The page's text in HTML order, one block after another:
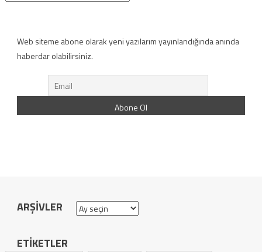
Web siteme abone olarak yeni yazılarım yayınlandığında anında
haberdar olabilirsiniz.
ARŞIVLER Arşivler
ETIKETLER